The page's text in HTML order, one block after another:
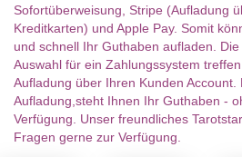
Sofortüberweisung, Stripe (Aufladung
Kreditkarten) und Apple Pay. Somit
und schnell Ihr Guthaben aufladen.
Auswahl für ein Zahlungssystem
Aufladung über Ihren Kunden Account.
Aufladung,steht Ihnen Ihr Guthaben -
Verfügung. Unser freundliches
Fragen gerne zur Verfügung.